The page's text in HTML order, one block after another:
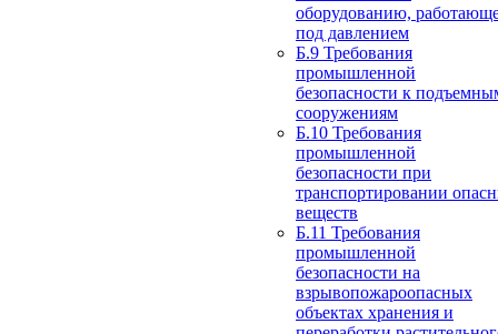
оборудованию,
под давлением
Б.9 Требования
промышленной
безопасности к
сооружениям
Б.10 Требования
промышленной
безопасности при
транспортировании
веществ
Б.11 Требования
промышленной
безопасности на
взрывопожароопасных
объектах хранения и